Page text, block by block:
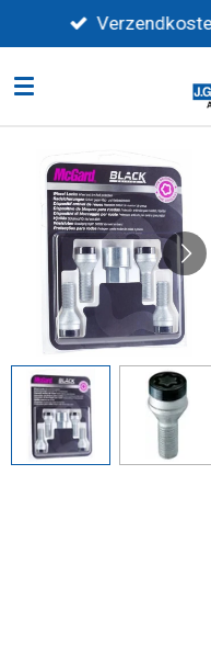
direct
naar